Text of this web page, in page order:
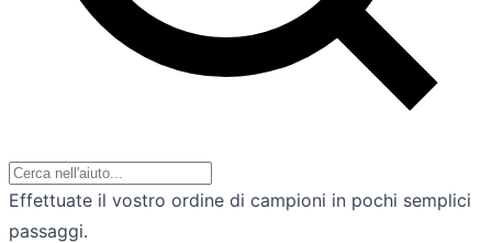
Effettuate il vostro ordine di campioni in pochi semplici
passaggi.